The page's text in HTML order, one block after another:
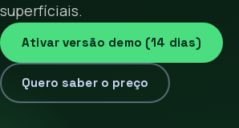
superfíciais.
Ativar versão demo (14 dias)
Quero saber o preço